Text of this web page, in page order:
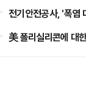
전기안전공사, '폭염
美 폴리실리콘에 대